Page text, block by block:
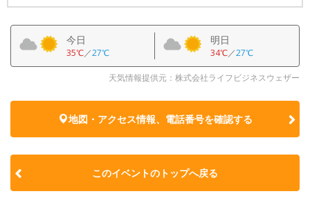
今日
35℃／27℃
明日
34℃／27℃
天気情報提供元：株式会社ライフビジネスウェザー
地図・アクセス情報、電話番号を確認する
このイベントのトップへ戻る